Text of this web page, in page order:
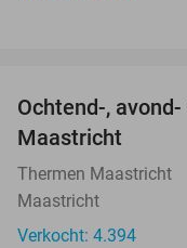
Ochtend-,
Maastricht
Thermen Maastricht
Maastricht
Verkocht: 4.394